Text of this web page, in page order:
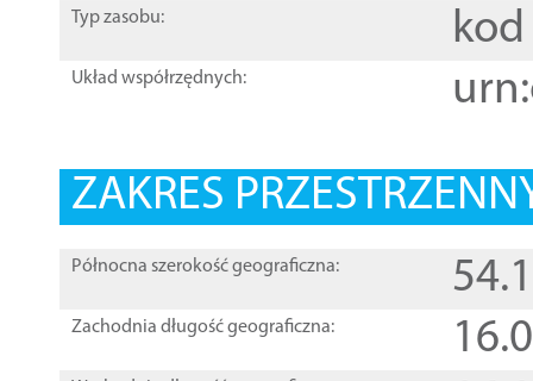
Typ zasobu: kod
Układ współrzędnych:
ZAKRES
Północna szerokość geograficzna:
Zachodnia długość geograficzna: